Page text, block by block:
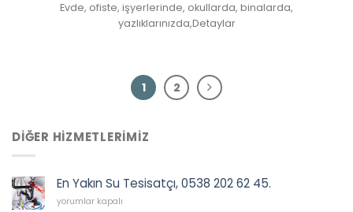
Evde, ofiste, işyerlerinde, okullarda, binalarda,
yazlıklarınızda,Detaylar
1 2
DIĞER HIZMETLERIMIZ
En Yakın Su Tesisatçı, 0538 202 62 45.
En
yorumlar kapalı